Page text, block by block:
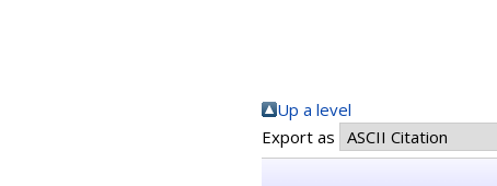
Up a level
Export as